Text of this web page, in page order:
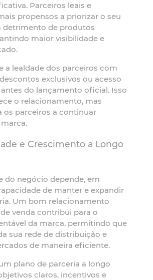
Parceiros leais e
propensos a priorizar o seu
detrimento de produtos
maior visibilidade e
a lealdade dos parceiros com
exclusivos ou acesso
do lançamento oficial. Isso
o relacionamento, mas
parceiros a continuar
e Crescimento a Longo
do negócio depende, em
de manter e expandir
Um bom relacionamento
venda contribui para o
da marca, permitindo que
sua rede de distribuição e
de maneira eficiente.
plano de parceria a longo
claros, incentivos e